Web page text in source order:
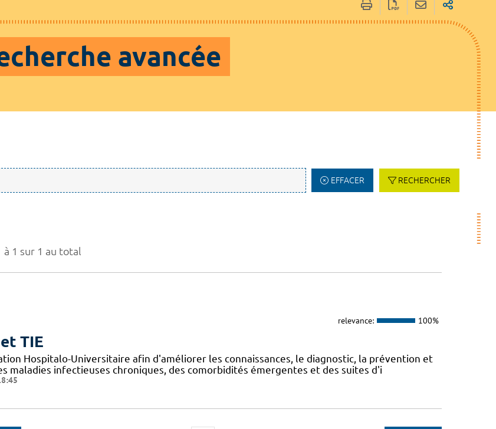
avancée
EFFACER RECHERCHER
à 1 sur 1 au total
relevance: 100%
TIE
Hospitalo-Universitaire afin d'améliorer les connaissances, le diagnostic, la prévention et
maladies infectieuses chroniques, des comorbidités émergentes et des suites d'i